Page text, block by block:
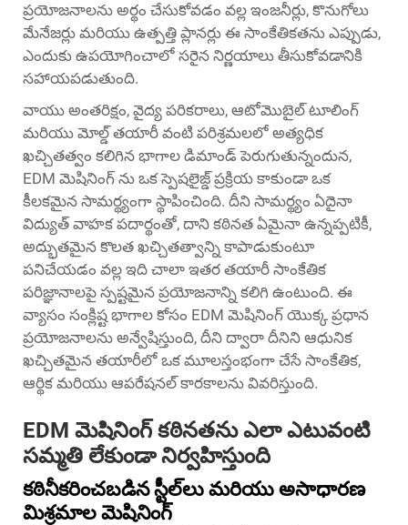
ప్రయోజనాలను అర్థం చేసుకోవడం వల్ల ఇంజనీర్లు, కొనుగోలు
మేనేజర్లు మరియు ఉత్పత్తి ప్లానర్లు ఈ సాంకేతికతను ఎప్పుడు,
ఎందుకు ఉపయోగించాలో సరైన నిర్ణయాలు తీసుకోవడానికి
సహాయపడుతుంది.
వాయు అంతరిక్షం, వైద్య పరికరాలు, ఆటోమొబైల్ టూలింగ్
మరియు మోల్డ్ తయారీ వంటి పరిశ్రమలలో అత్యధిక
ఖచ్చితత్వం కలిగిన భాగాల డిమాండ్ పెరుగుతున్నందున,
EDM మెషినింగ్ ను ఒక స్పెషలైజ్డ్ ప్రక్రియ కాకుండా ఒక
కీలకమైన సామర్థ్యంగా స్థాపించింది. దీని సామర్థ్యం ఏదైనా
విద్యుత్ వాహక పదార్థంతో, దాని కఠినత ఏమైనా ఉన్నప్పటికీ,
అద్భుతమైన కొలత ఖచ్చితత్వాన్ని కాపాడుకుంటూ
పనిచేయడం వల్ల ఇది చాలా ఇతర తయారీ సాంకేతిక
పరిజ్ఞానాలపై స్పష్టమైన ప్రయోజనాన్ని కలిగి ఉంటుంది. ఈ
వ్యాసం సంక్లిష్ట భాగాల కోసం EDM మెషినింగ్ యొక్క ప్రధాన
ప్రయోజనాలను అన్వేషిస్తుంది, దీని ద్వారా దీనిని ఆధునిక
ఖచ్చితమైన తయారీలో ఒక మూలస్తంభంగా చేసే సాంకేతిక,
ఆర్థిక మరియు ఆపరేషనల్ కారకాలను వివరిస్తుంది.
EDM మెషినింగ్ కఠినతను ఎలా ఎటువంటి
సమ్మతి లేకుండా నిర్వహిస్తుంది
కఠినీకరించబడిన స్టీల్‌లు మరియు అసాధారణ
మిశ్రమాల మెషినింగ్